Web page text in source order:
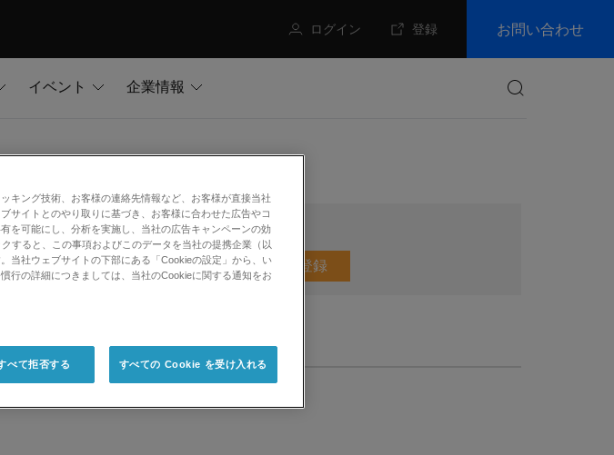
ログイン 登録 お問い合わせ
イベント
企業情報
を行ってください。 メールマガジン登録
キング技術、お客様の連絡先情報など、お客様が直接当社
サイトとのやり取りに基づき、お客様に合わせた広告やコ
を可能にし、分析を実施し、当社の広告キャンペーンの効
すると、この事項およびこのデータを当社の提携企業（以
当社ウェブサイトの下部にある「Cookieの設定」から、い
行の詳細につきましては、当社のCookieに関する通知をお
べて拒否する すべての Cookie を受け入れる